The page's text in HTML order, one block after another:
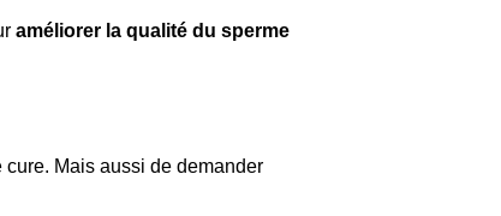
améliorer la qualité du sperme
Mais aussi de demander